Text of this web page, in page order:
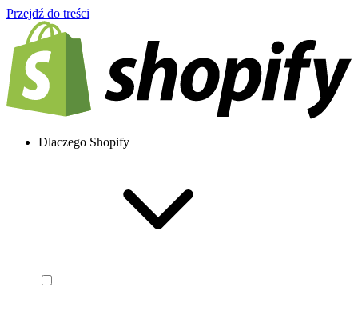
Przejdź do treści
Dlaczego Shopify